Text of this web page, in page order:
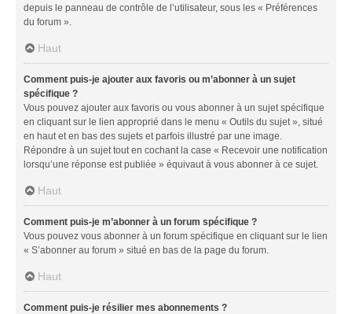
depuis le panneau de contrôle de l’utilisateur, sous les « Préférences
du forum ».
Haut
Comment puis-je ajouter aux favoris ou m’abonner à un sujet
spécifique ?
Vous pouvez ajouter aux favoris ou vous abonner à un sujet spécifique
en cliquant sur le lien approprié dans le menu « Outils du sujet », situé
en haut et en bas des sujets et parfois illustré par une image.
Répondre à un sujet tout en cochant la case « Recevoir une notification
lorsqu’une réponse est publiée » équivaut à vous abonner à ce sujet.
Haut
Comment puis-je m’abonner à un forum spécifique ?
Vous pouvez vous abonner à un forum spécifique en cliquant sur le lien
« S’abonner au forum » situé en bas de la page du forum.
Haut
Comment puis-je résilier mes abonnements ?